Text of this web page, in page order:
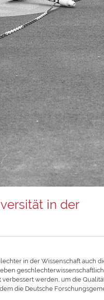
in der
in der Wissenschaft auch
werden, um die
die Deutsche